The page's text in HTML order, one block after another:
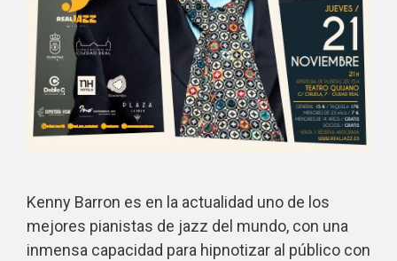
Kenny Barron es en la actualidad uno de los
mejores pianistas de jazz del mundo, con una
inmensa capacidad para hipnotizar al público con